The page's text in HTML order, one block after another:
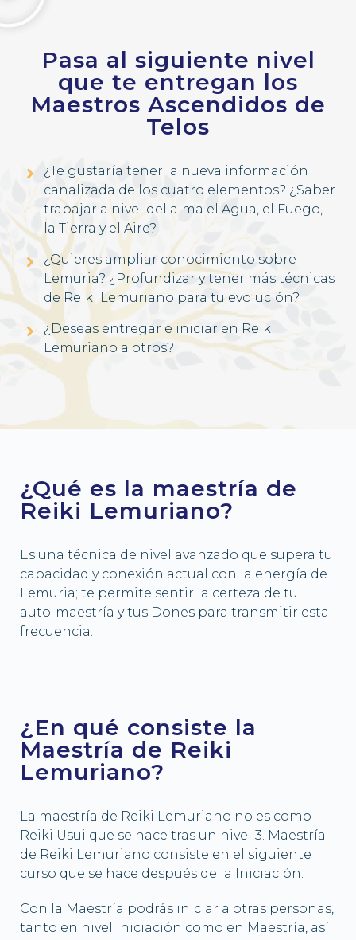
Pasa al siguiente nivel
que te entregan los
Maestros Ascendidos de
Telos
¿Te gustaría tener la nueva información
canalizada de los cuatro elementos? ¿Saber
trabajar a nivel del alma el Agua, el Fuego,
la Tierra y el Aire?
¿Quieres ampliar conocimiento sobre
Lemuria? ¿Profundizar y tener más técnicas
de Reiki Lemuriano para tu evolución?
¿Deseas entregar e iniciar en Reiki
Lemuriano a otros?
¿Qué es la maestría de
Reiki Lemuriano?
Es una técnica de nivel avanzado que supera tu
capacidad y conexión actual con la energía de
Lemuria; te permite sentir la certeza de tu
auto-maestría y tus Dones para transmitir esta
frecuencia.
¿En qué consiste la
Maestría de Reiki
Lemuriano?
La maestría de Reiki Lemuriano no es como
Reiki Usui que se hace tras un nivel 3. Maestría
de Reiki Lemuriano consiste en el siguiente
curso que se hace después de la Iniciación.
Con la Maestría podrás iniciar a otras personas,
tanto en nivel iniciación como en Maestría, así